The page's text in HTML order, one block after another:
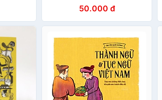
50.000 đ